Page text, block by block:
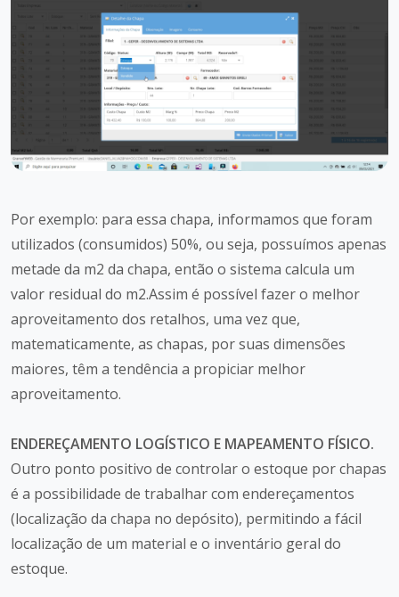
Por exemplo: para essa chapa, informamos que foram
utilizados (consumidos) 50%, ou seja, possuímos apenas
metade da m2 da chapa, então o sistema calcula um
valor residual do m2.Assim é possível fazer o melhor
aproveitamento dos retalhos, uma vez que,
matematicamente, as chapas, por suas dimensões
maiores, têm a tendência a propiciar melhor
aproveitamento.
ENDEREÇAMENTO LOGÍSTICO E MAPEAMENTO FÍSICO.
Outro ponto positivo de controlar o estoque por chapas
é a possibilidade de trabalhar com endereçamentos
(localização da chapa no depósito), permitindo a fácil
localização de um material e o inventário geral do
estoque.